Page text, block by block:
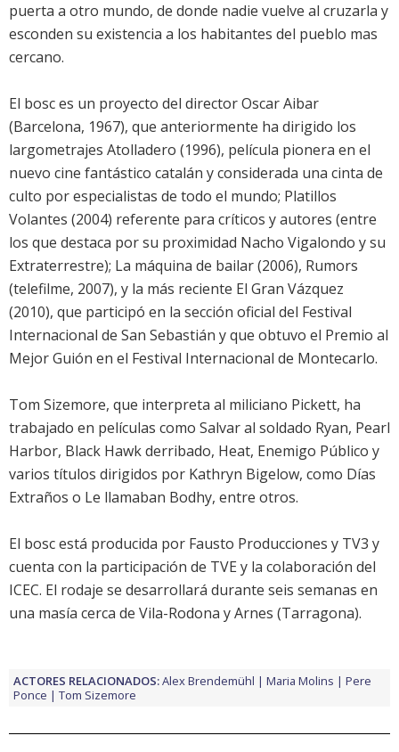
puerta a otro mundo, de donde nadie vuelve al cruzarla y
esconden su existencia a los habitantes del pueblo mas
cercano.
El bosces un proyecto del director Oscar Aibar
(Barcelona, 1967), que anteriormente ha dirigido los
largometrajes Atolladero (1996), película pionera en el
nuevo cine fantástico catalán y considerada una cinta de
culto por especialistas de todo el mundo; Platillos
Volantes (2004) referente para críticos y autores (entre
los que destaca por su proximidad Nacho Vigalondo y su
Extraterrestre); La máquina de bailar (2006), Rumors
(telefilme, 2007), y la más reciente El Gran Vázquez
(2010), que participó en la sección oficial del Festival
Internacional de San Sebastián y que obtuvo el Premio al
Mejor Guión en el Festival Internacional de Montecarlo.
Tom Sizemore, que interpreta al miliciano Pickett, ha
trabajado en películas como Salvar al soldado Ryan, Pearl
Harbor, Black Hawk derribado, Heat, Enemigo Público y
varios títulos dirigidos por Kathryn Bigelow, como Días
Extraños o Le llamaban Bodhy, entre otros.
El boscestá producida por Fausto Producciones y TV3 y
cuenta con la participación de TVE y la colaboración del
ICEC. El rodaje se desarrollará durante seis semanas en
una masía cerca de Vila-Rodona y Arnes (Tarragona).
ACTORES RELACIONADOS:Alex Brendemühl Maria Molins
Pere
Ponce
Tom Sizemore